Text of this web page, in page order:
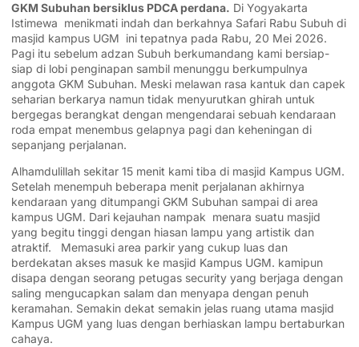
GKM Subuhan bersiklus PDCA perdana. Di Yogyakarta
Istimewa menikmati indah dan berkahnya Safari Rabu Subuh di
masjid kampus UGM ini tepatnya pada Rabu, 20 Mei 2026.
Pagi itu sebelum adzan Subuh berkumandang kami bersiap-
siap di lobi penginapan sambil menunggu berkumpulnya
anggota GKM Subuhan. Meski melawan rasa kantuk dan capek
seharian berkarya namun tidak menyurutkan ghirah untuk
bergegas berangkat dengan mengendarai sebuah kendaraan
roda empat menembus gelapnya pagi dan keheningan di
sepanjang perjalanan.
Alhamdulillah sekitar 15 menit kami tiba di masjid Kampus UGM.
Setelah menempuh beberapa menit perjalanan akhirnya
kendaraan yang ditumpangi GKM Subuhan sampai di area
kampus UGM. Dari kejauhan nampak menara suatu masjid
yang begitu tinggi dengan hiasan lampu yang artistik dan
atraktif. Memasuki area parkir yang cukup luas dan
berdekatan akses masuk ke masjid Kampus UGM. kamipun
disapa dengan seorang petugas security yang berjaga dengan
saling mengucapkan salam dan menyapa dengan penuh
keramahan. Semakin dekat semakin jelas ruang utama masjid
Kampus UGM yang luas dengan berhiaskan lampu bertaburkan
cahaya.